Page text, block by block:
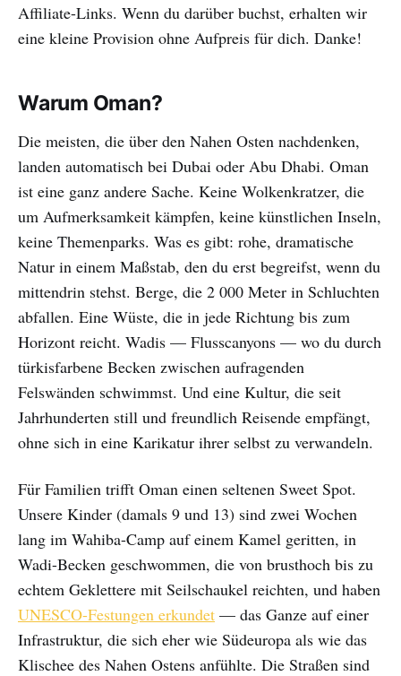
Affiliate-Links. Wenn du darüber buchst, erhalten wir
eine kleine Provision ohne Aufpreis für dich. Danke!
Warum Oman?
Die meisten, die über den Nahen Osten nachdenken,
landen automatisch bei Dubai oder Abu Dhabi. Oman
ist eine ganz andere Sache. Keine Wolkenkratzer, die
um Aufmerksamkeit kämpfen, keine künstlichen Inseln,
keine Themenparks. Was es gibt: rohe, dramatische
Natur in einem Maßstab, den du erst begreifst, wenn du
mittendrin stehst. Berge, die 2 000 Meter in Schluchten
abfallen. Eine Wüste, die in jede Richtung bis zum
Horizont reicht. Wadis — Flusscanyons — wo du durch
türkisfarbene Becken zwischen aufragenden
Felswänden schwimmst. Und eine Kultur, die seit
Jahrhunderten still und freundlich Reisende empfängt,
ohne sich in eine Karikatur ihrer selbst zu verwandeln.
Für Familien trifft Oman einen seltenen Sweet Spot.
Unsere Kinder (damals 9 und 13) sind zwei Wochen
lang im Wahiba-Camp auf einem Kamel geritten, in
Wadi-Becken geschwommen, die von brusthoch bis zu
echtem Geklettere mit Seilschaukel reichten, und haben
UNESCO-Festungen erkundet — das Ganze auf einer
Infrastruktur, die sich eher wie Südeuropa als wie das
Klischee des Nahen Ostens anfühlte. Die Straßen sind